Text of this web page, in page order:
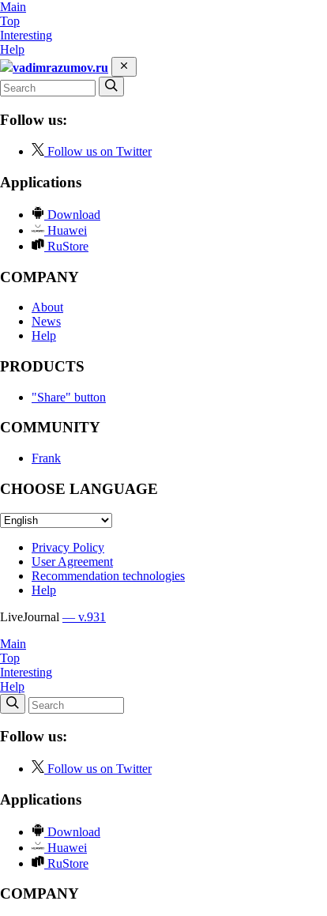
Main
Top
Interesting
Help
vadimrazumov.ru
Follow us:
Follow us on Twitter
Applications
Download
Huawei
RuStore
COMPANY
About
News
Help
PRODUCTS
"Share" button
COMMUNITY
Frank
CHOOSE LANGUAGE
Privacy Policy
User Agreement
Recommendation technologies
Help
LiveJournal — v.931
Main
Top
Interesting
Help
Follow us:
Follow us on Twitter
Applications
Download
Huawei
RuStore
COMPANY